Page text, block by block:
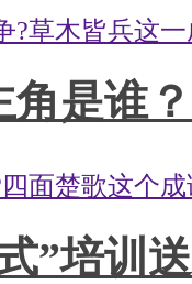
?草木皆兵这
角是谁
面楚歌这个
”培训